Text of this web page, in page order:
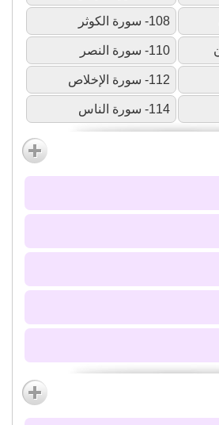
108- سورة الكوثر
110- سورة النصر
112- سورة الإخلاص
114- سورة الناس